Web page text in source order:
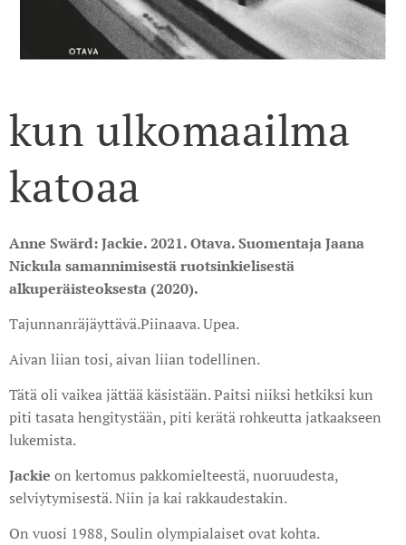
kun ulkomaailma
katoaa
Anne Swärd: Jackie. 2021. Otava. Suomentaja Jaana
Nickula samannimisestä ruotsinkielisestä
alkuperäisteoksesta (2020).
Tajunnanräjäyttävä.Piinaava. Upea.
Aivan liian tosi, aivan liian todellinen.
Tätä oli vaikea jättää käsistään. Paitsi niiksi hetkiksi kun
piti tasata hengitystään, piti kerätä rohkeutta jatkaakseen
lukemista.
Jackie on kertomus pakkomielteestä, nuoruudesta,
selviytymisestä. Niin ja kai rakkaudestakin.
On vuosi 1988, Soulin olympialaiset ovat kohta.